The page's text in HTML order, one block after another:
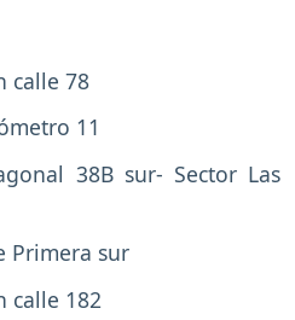
calle 78
11
38B sur- Sector Las
Primera sur
calle 182